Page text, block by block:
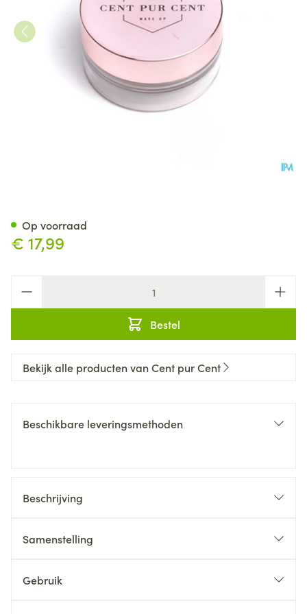
€ 17,99
Bestel
Op voorraad
Bekijk alle producten van Cent pur Cent
Beschikbare leveringsmethoden
Beschrijving
Samenstelling
Gebruik